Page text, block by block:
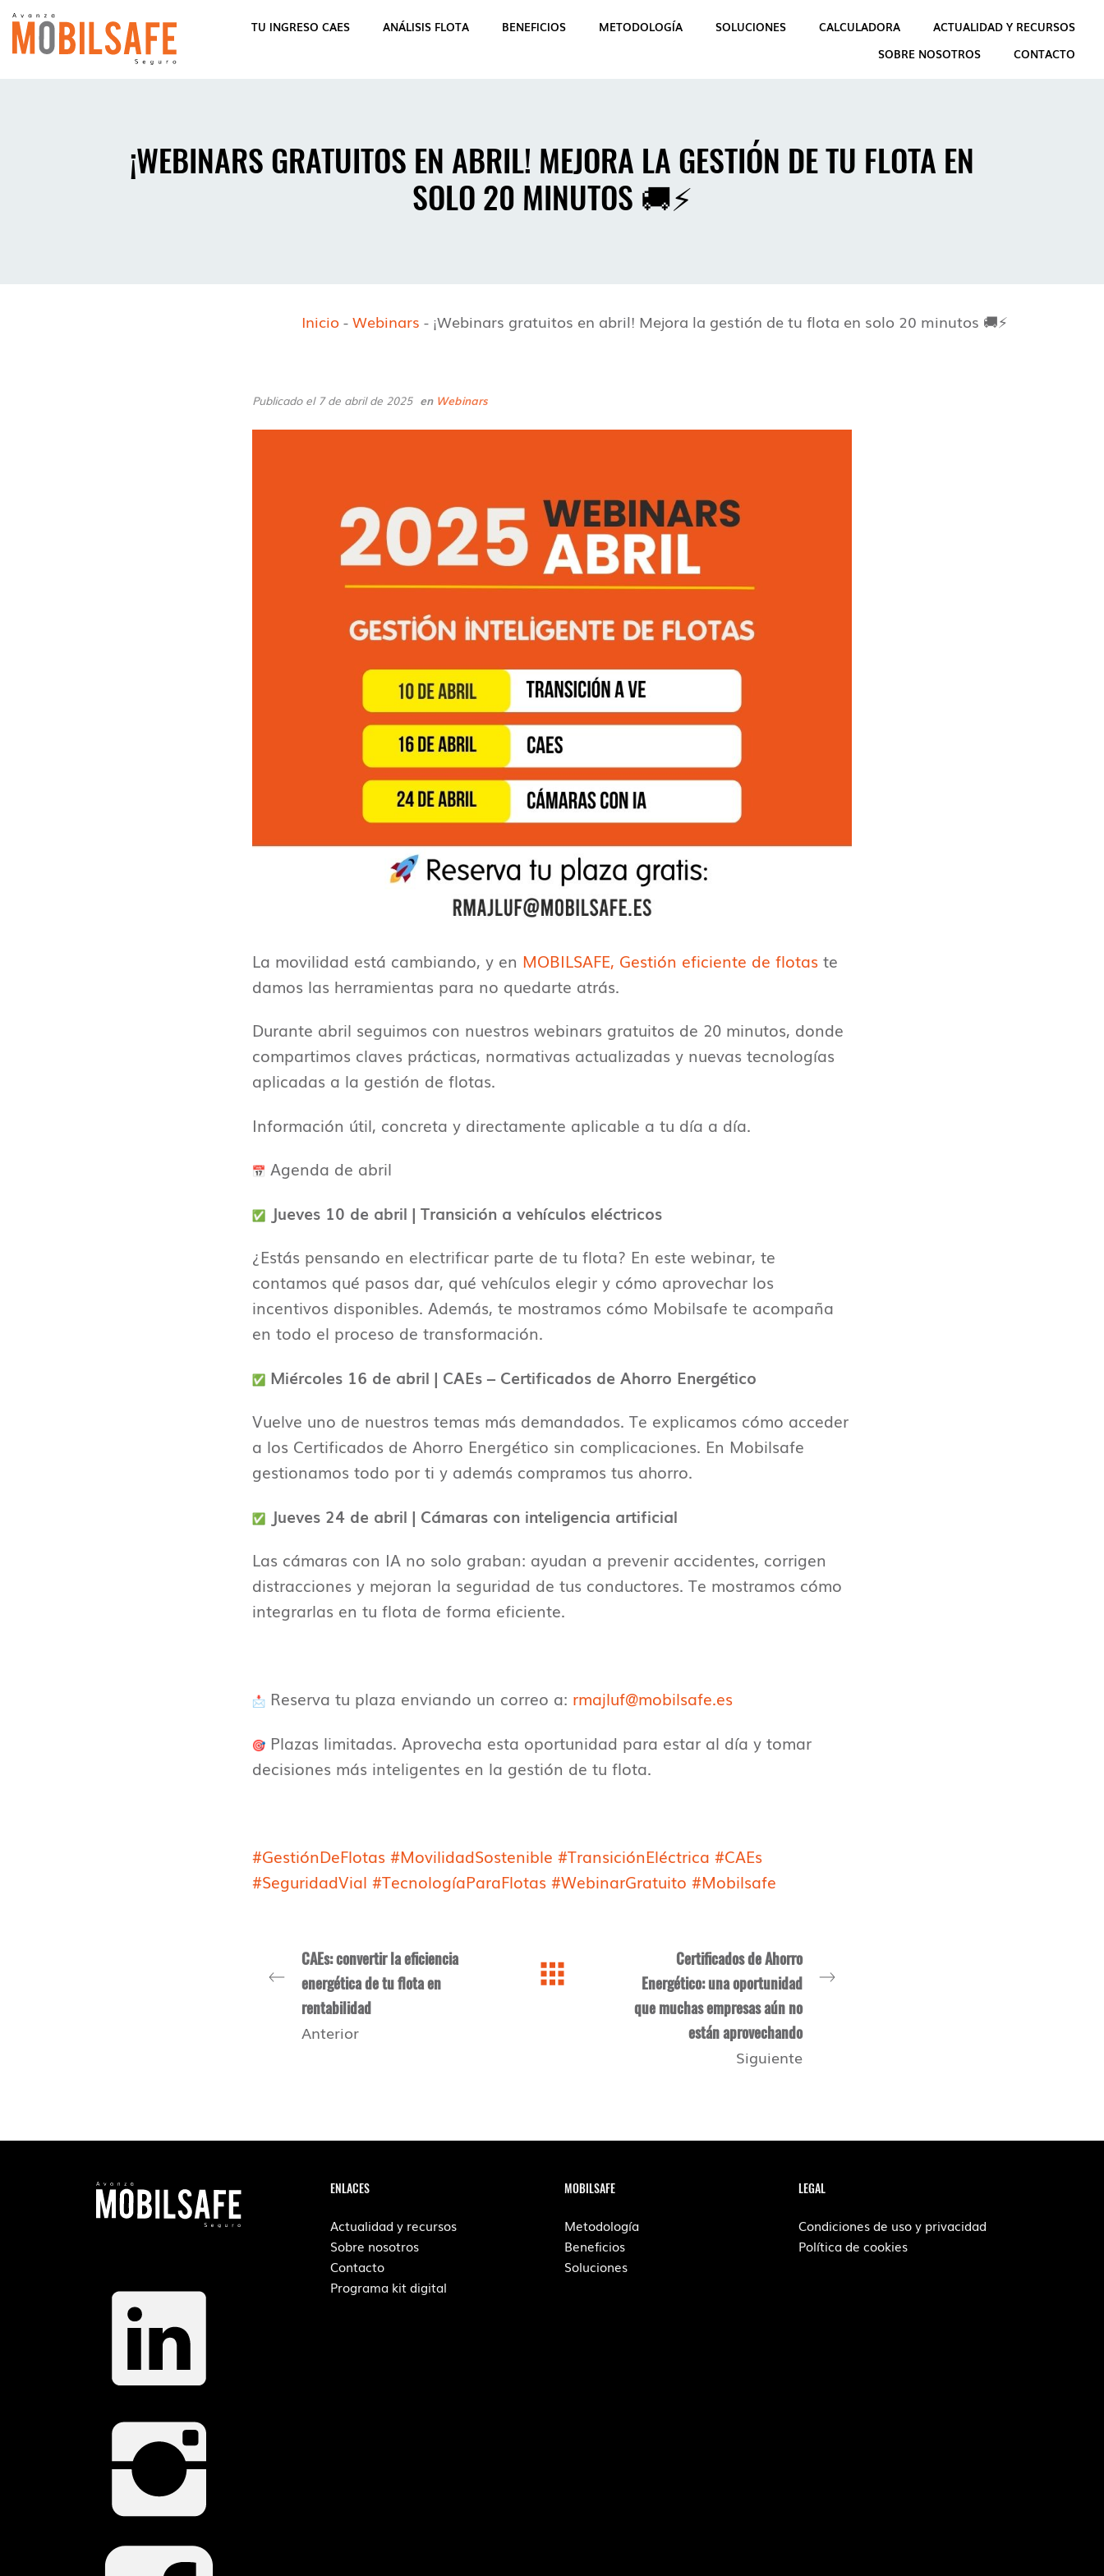
TU INGRESO CAES ANÁLISIS FLOTA BENEFICIOS METODOLOGÍA SOLUCIONES CALCULADORA
ACTUALIDAD Y RECURSOS
SOBRE NOSOTROS
CONTACTO
¡WEBINARS GRATUITOS EN ABRIL! MEJORA LA GESTIÓN DE TU FLOTA EN
SOLO 20 MINUTOS 🚚⚡
Inicio-Webinars - ¡Webinars gratuitos en abril! Mejora la gestión de tu flota en solo 20 minutos 🚚⚡
Publicado el 7 de abril de 2025 en Webinars
La movilidad está cambiando, y en MOBILSAFE, Gestión eficiente de flotas te
damos las herramientas para no quedarte atrás.
Durante abril seguimos con nuestros webinars gratuitos de 20 minutos, donde
compartimos claves prácticas, normativas actualizadas y nuevas tecnologías
aplicadas a la gestión de flotas.
Información útil, concreta y directamente aplicable a tu día a día.
Agenda de abril
Jueves 10 de abril | Transición a vehículos eléctricos
¿Estás pensando en electrificar parte de tu flota? En este webinar, te
contamos qué pasos dar, qué vehículos elegir y cómo aprovechar los
incentivos disponibles. Además, te mostramos cómo Mobilsafe te acompaña
en todo el proceso de transformación.
Miércoles 16 de abril | CAEs – Certificados de Ahorro Energético
Vuelve uno de nuestros temas más demandados. Te explicamos cómo acceder
a los Certificados de Ahorro Energético sin complicaciones. En Mobilsafe
gestionamos todo por ti y además compramos tus ahorro.
Jueves 24 de abril | Cámaras con inteligencia artificial
Las cámaras con IA no solo graban: ayudan a prevenir accidentes, corrigen
distracciones y mejoran la seguridad de tus conductores. Te mostramos cómo
integrarlas en tu flota de forma eficiente.
Reserva tu plaza enviando un correo a: rmajluf@mobilsafe.es
Plazas limitadas. Aprovecha esta oportunidad para estar al día y tomar
decisiones más inteligentes en la gestión de tu flota.
#GestiónDeFlotas #MovilidadSostenible #TransiciónEléctrica #CAEs
#SeguridadVial #TecnologíaParaFlotas #WebinarGratuito #Mobilsafe
CAEs: convertir la eficiencia
energética de tu flota en
rentabilidad
Anterior
Certificados de Ahorro
Energético: una oportunidad
que muchas empresas aún no
están aprovechando
Siguiente
ENLACES
Actualidad y recursos
Sobre nosotros
Contacto
Programa kit digital
MOBILSAFE
Metodología
Beneficios
Soluciones
LEGAL
Condiciones de uso y privacidad
Política de cookies